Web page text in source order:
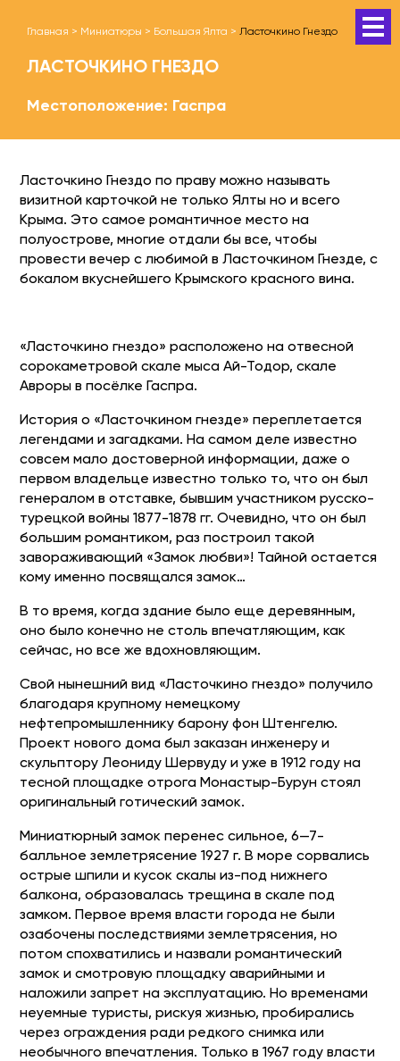
Главная > Миниатюры > Большая Ялта > Ласточкино Гнездо
ЛАСТОЧКИНО ГНЕЗДО
Местоположение: Гаспра
Ласточкино Гнездо по праву можно называть
визитной карточкой не только Ялты но и всего
Крыма. Это самое романтичное место на
полуострове, многие отдали бы все, чтобы
провести вечер с любимой в Ласточкином Гнезде, с
бокалом вкуснейшего Крымского красного вина.
«Ласточкино гнездо» расположено на отвесной
сорокаметровой скале мыса Ай-Тодор, скале
Авроры в посёлке Гаспра.
История о «Ласточкином гнезде» переплетается
легендами и загадками. На самом деле известно
совсем мало достоверной информации, даже о
первом владельце известно только то, что он был
генералом в отставке, бывшим участником русско-
турецкой войны 1877-1878 гг. Очевидно, что он был
большим романтиком, раз построил такой
завораживающий «Замок любви»! Тайной остается
кому именно посвящался замок…
В то время, когда здание было еще деревянным,
оно было конечно не столь впечатляющим, как
сейчас, но все же вдохновляющим.
Свой нынешний вид «Ласточкино гнездо» получило
благодаря крупному немецкому
нефтепромышленнику барону фон Штенгелю.
Проект нового дома был заказан инженеру и
скульптору Леониду Шервуду и уже в 1912 году на
тесной площадке отрога Монастыр-Бурун стоял
оригинальный готический замок.
Миниатюрный замок перенес сильное, 6—7-
балльное землетрясение 1927 г. В море сорвались
острые шпили и кусок скалы из-под нижнего
балкона, образовалась трещина в скале под
замком. Первое время власти города не были
озабочены последствиями землетрясения, но
потом спохватились и назвали романтический
замок и смотровую площадку аварийными и
наложили запрет на эксплуатацию. Но временами
неуемные туристы, рискуя жизнью, пробирались
через ограждения ради редкого снимка или
необычного впечатления. Только в 1967 году власти